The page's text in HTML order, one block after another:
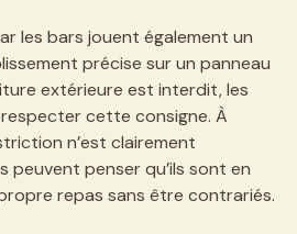
les bars jouent également un
précise sur un panneau
extérieure est interdit, les
cette consigne. À
n’est clairement
peuvent penser qu’ils sont en
repas sans être contrariés.